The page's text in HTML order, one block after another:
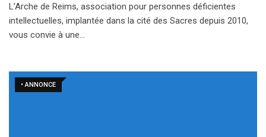
L’Arche de Reims, association pour personnes déficientes
intellectuelles, implantée dans la cité des Sacres depuis 2010,
vous convie à une…
• ANNONCE